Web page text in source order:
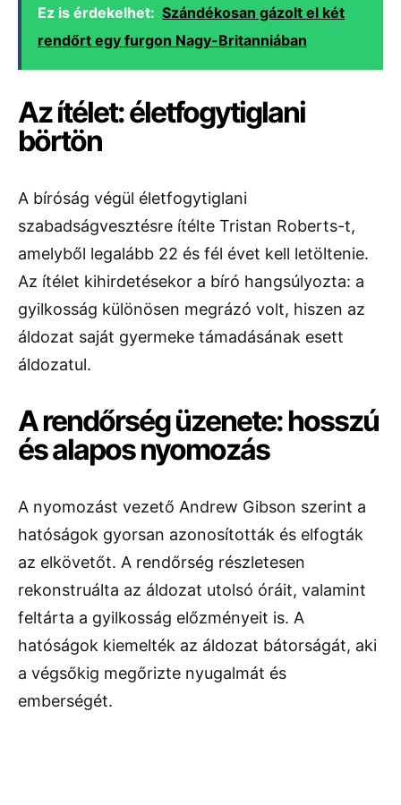
Ez is érdekelhet: Szándékosan gázolt el két
rendőrt egy furgon Nagy-Britanniában
Az ítélet: életfogytiglani
börtön
A bíróság végül életfogytiglani
szabadságvesztésre ítélte Tristan Roberts-t,
amelyből legalább 22 és fél évet kell letöltenie.
Az ítélet kihirdetésekor a bíró hangsúlyozta: a
gyilkosság különösen megrázó volt, hiszen az
áldozat saját gyermeke támadásának esett
áldozatul.
A rendőrség üzenete: hosszú
és alapos nyomozás
A nyomozást vezető Andrew Gibson szerint a
hatóságok gyorsan azonosították és elfogták
az elkövetőt. A rendőrség részletesen
rekonstruálta az áldozat utolsó óráit, valamint
feltárta a gyilkosság előzményeit is. A
hatóságok kiemelték az áldozat bátorságát, aki
a végsőkig megőrizte nyugalmát és
emberségét.